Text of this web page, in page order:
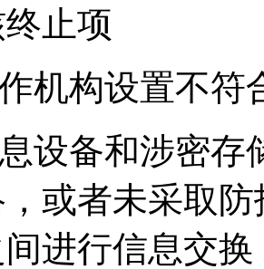
止项
机构设置不符
设备和涉密
或者未采取
进行信息交